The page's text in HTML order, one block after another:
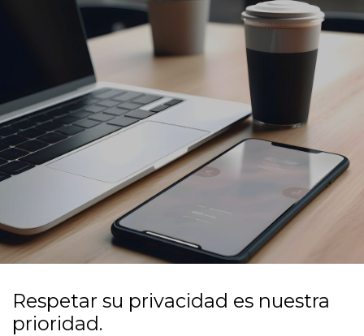
CONTÁCTENOS
Respetar su privacidad es nuestra
prioridad.